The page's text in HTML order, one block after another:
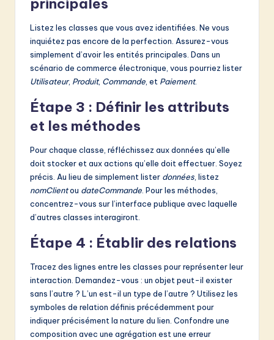
principales
Listez les classes que vous avez identifiées. Ne vous
inquiétez pas encore de la perfection. Assurez-vous
simplement d’avoir les entités principales. Dans un
scénario de commerce électronique, vous pourriez lister
Utilisateur, Produit, Commande, et Paiement.
Étape 3 : Définir les attributs
et les méthodes
Pour chaque classe, réfléchissez aux données qu’elle
doit stocker et aux actions qu’elle doit effectuer. Soyez
précis. Au lieu de simplement lister données, listez
nomClientou dateCommande. Pour les méthodes,
concentrez-vous sur l’interface publique avec laquelle
d’autres classes interagiront.
Étape 4 : Établir des relations
Tracez des lignes entre les classes pour représenter leur
interaction. Demandez-vous : un objet peut-il exister
sans l’autre ? L’un est-il un type de l’autre ? Utilisez les
symboles de relation définis précédemment pour
indiquer précisément la nature du lien. Confondre une
composition avec une agrégation est une erreur